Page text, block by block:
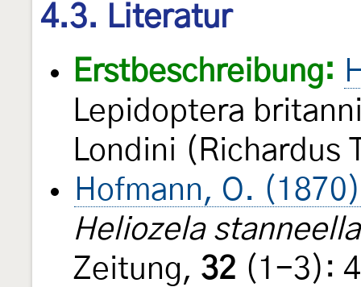
4.3. Literatur
Erstbeschreibung:
Lepidoptera
Londini (Richardus
Hofmann, O. (1870)
Heliozela stanneella
Zeitung, 32 (1-3):